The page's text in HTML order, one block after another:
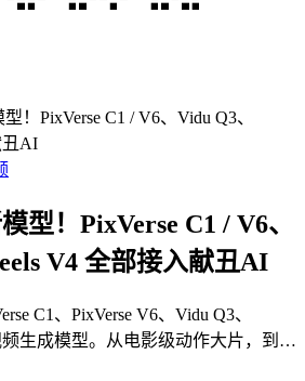
！PixVerse C1 / V6、Vidu Q3、
丑AI
型！PixVerse C1 / V6、
V4 全部接入献丑AI
C1、PixVerse V6、Vidu Q3、
频生成模型。从电影级动作大片，到原